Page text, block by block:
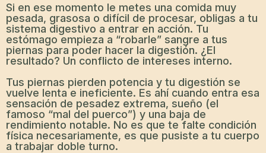
Si en ese momento le metes una comida muy
pesada, grasosa o difícil de procesar, obligas a tu
sistema digestivo a entrar en acción. Tu
estómago empieza a “robarle” sangre a tus
piernas para poder hacer la digestión. ¿El
resultado? Un conflicto de intereses interno.
Tus piernas pierden potencia y tu digestión se
vuelve lenta e ineficiente. Es ahí cuando entra esa
sensación de pesadez extrema, sueño (el
famoso “mal del puerco”) y una baja de
rendimiento notable. No es que te falte condición
física necesariamente, es que pusiste a tu cuerpo
a trabajar doble turno.